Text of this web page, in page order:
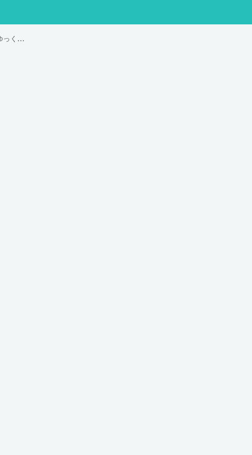
「私の英語が上手ではないので、もう少しゆっくり話していただけますか？」は英語で "I’m afraid my English isn’t very good, could you speak slowly please?"